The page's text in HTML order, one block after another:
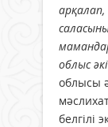
облыс
облысы
белгілі